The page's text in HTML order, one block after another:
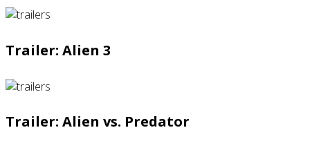
Trailer: Alien 3
Trailer: Alien vs. Predator